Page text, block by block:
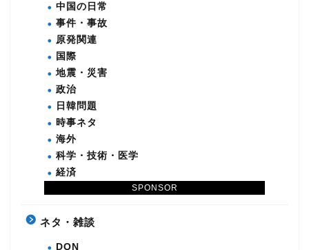
SPONSOR
中国の日常
事件・事故
原発関連
国際
地震・災害
政治
日韓問題
時事ネタ
海外
科学・技術・医学
経済
ネタ・雑談
DQN